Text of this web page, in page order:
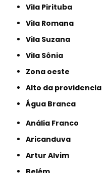
Vila Pirituba
Vila Romana
Vila Suzana
Vila Sônia
Zona oeste
alto da providencia
Água Branca
Anália Franco
Aricanduva
Artur Alvim